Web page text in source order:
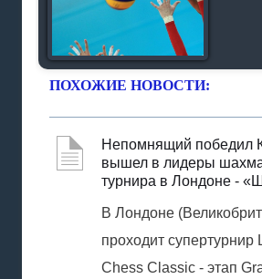
ПОХОЖИЕ НОВОСТИ:
Непомнящий победил
вышел в лидеры
турнира в Лондоне -
В Лондоне
проходит супертурнир
Chess Classic - этап